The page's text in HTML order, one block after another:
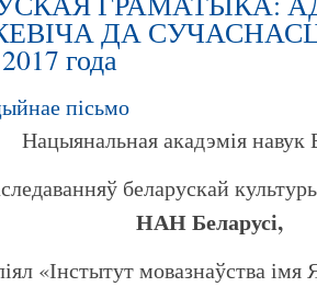
ДА
года
пісьмо
Нацыянальная акадэмія навук
беларускай
НАН Беларусі,
«Інстытут мовазнаўства імя